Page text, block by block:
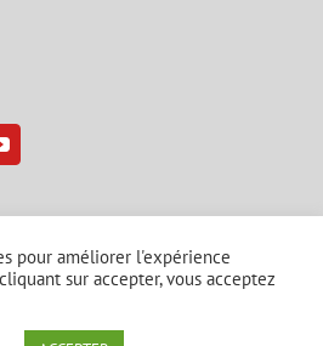
pour améliorer l'expérience
sur accepter, vous acceptez